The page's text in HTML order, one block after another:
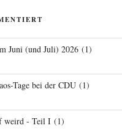
Juni (und Juli) 2026 (1)
Tage bei der CDU (1)
weird - Teil I (1)